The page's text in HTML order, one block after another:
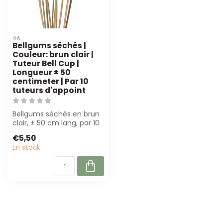
4A
Bellgums séchés |
Couleur: brun clair |
Tuteur Bell Cup |
Longueur ± 50
centimeter | Par 10
tuteurs d'appoint
Bellgums séchés en brun
clair, ± 50 cm lang, par 10
com...
€5,50
En stock